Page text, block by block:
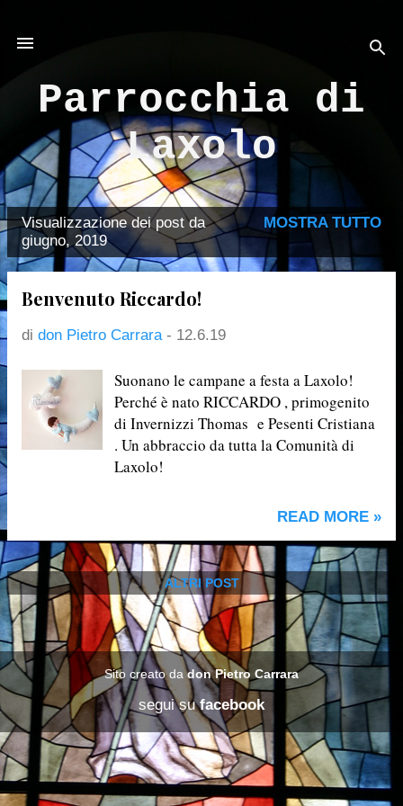
Parrocchia di
Laxolo
P
o
Visualizzazione dei post da
giugno, 2019
MOSTRA TUTTO
Benvenuto Riccardo!
di don Pietro Carrara - 12.6.19
Suonano le campane a festa a Laxolo!
Perché è nato RICCARDO , primogenito
di Invernizzi Thomas e Pesenti Cristiana
. Un abbraccio da tutta la Comunità di
Laxolo!
READ MORE »
ALTRI POST
Sito creato dadon Pietro Carrara
segui sufacebook